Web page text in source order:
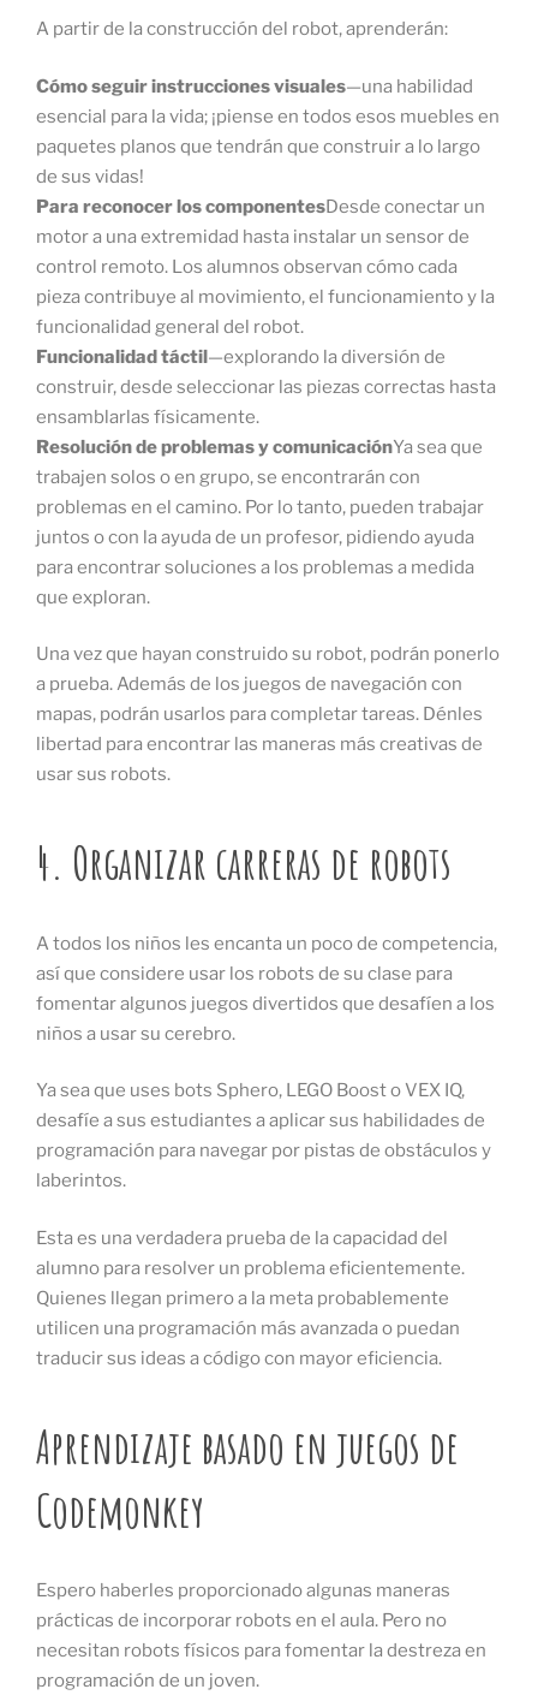
A partir de la construcción del robot, aprenderán:
Cómo seguir instrucciones visuales—una habilidad
esencial para la vida; ¡piense en todos esos muebles en
paquetes planos que tendrán que construir a lo largo
de sus vidas!
Para reconocer los componentesDesde conectar un
motor a una extremidad hasta instalar un sensor de
control remoto. Los alumnos observan cómo cada
pieza contribuye al movimiento, el funcionamiento y la
funcionalidad general del robot.
Funcionalidad táctil—explorando la diversión de
construir, desde seleccionar las piezas correctas hasta
ensamblarlas físicamente.
Resolución de problemas y comunicaciónYa sea que
trabajen solos o en grupo, se encontrarán con
problemas en el camino. Por lo tanto, pueden trabajar
juntos o con la ayuda de un profesor, pidiendo ayuda
para encontrar soluciones a los problemas a medida
que exploran.
Una vez que hayan construido su robot, podrán ponerlo
a prueba. Además de los juegos de navegación con
mapas, podrán usarlos para completar tareas. Dénles
libertad para encontrar las maneras más creativas de
usar sus robots.
4. Organizar carreras de robots
A todos los niños les encanta un poco de competencia,
así que considere usar los robots de su clase para
fomentar algunos juegos divertidos que desafíen a los
niños a usar su cerebro.
Ya sea que uses bots Sphero, LEGO Boost o VEX IQ,
desafíe a sus estudiantes a aplicar sus habilidades de
programación para navegar por pistas de obstáculos y
laberintos.
Esta es una verdadera prueba de la capacidad del
alumno para resolver un problema eficientemente.
Quienes llegan primero a la meta probablemente
utilicen una programación más avanzada o puedan
traducir sus ideas a código con mayor eficiencia.
Aprendizaje basado en juegos de
Codemonkey
Espero haberles proporcionado algunas maneras
prácticas de incorporar robots en el aula. Pero no
necesitan robots físicos para fomentar la destreza en
programación de un joven.